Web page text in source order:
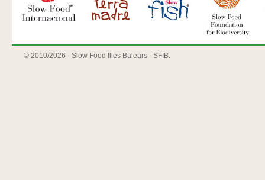
© 2010/2026 - Slow Food Illes Balears - SFIB.